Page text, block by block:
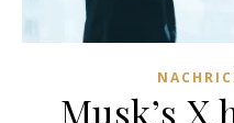
Musk’s